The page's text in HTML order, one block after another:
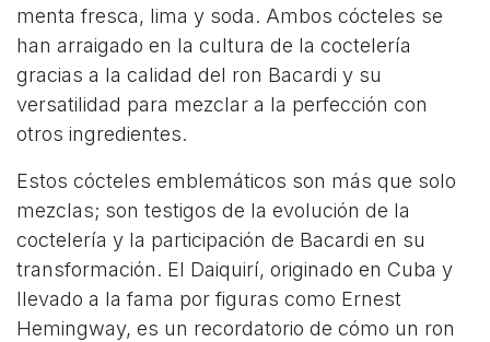
menta fresca, lima y soda. Ambos cócteles se
han arraigado en la cultura de la coctelería
gracias a la calidad del ron Bacardi y su
versatilidad para mezclar a la perfección con
otros ingredientes.
Estos cócteles emblemáticos son más que solo
mezclas; son testigos de la evolución de la
coctelería y la participación de Bacardi en su
transformación. El Daiquirí, originado en Cuba y
llevado a la fama por figuras como Ernest
Hemingway, es un recordatorio de cómo un ron